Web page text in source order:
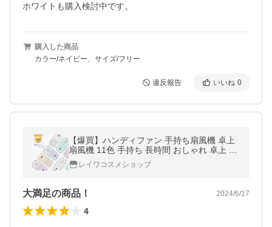
購入した商品
カラー/ネイビー、サイズ/フリー
違反報告 いいね 0
【爆買】ハンディファン 手持ち扇風機 卓上
扇風機 11色 手持ち 長時間 おしゃれ 卓上 携
帯扇風機 首掛け扇風機 軽量 夏対策 スタンド
MASCLUB公式
レイワコスメショップ
大満足の商品！ 2024/6/17
4